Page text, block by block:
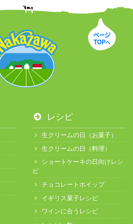
レシピ
生クリームの日（お菓子）
生クリームの日（料理）
ショートケーキの日向けレシ
ピ
チョコレートホイップ
イギリス菓子レシピ
ワインに合うレシピ